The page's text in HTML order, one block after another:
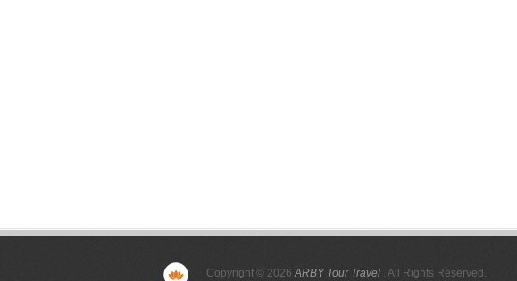
Copyright © 2026ARBY Tour Travel . All Rights Reserved.